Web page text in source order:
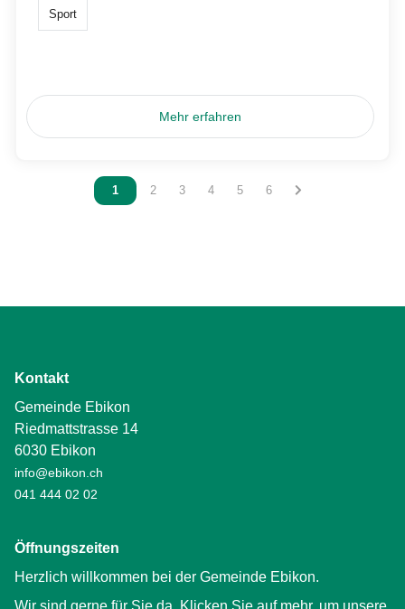
Sport
Mehr erfahren
Vous êtes sur la page
1 Vous êtes sur la page
2 Vous êtes sur la page
3 Vous êtes sur la page
4 Vous êtes sur la page
5 Vous êtes sur la page
6
Kontakt
Gemeinde Ebikon
Riedmattstrasse 14
6030 Ebikon
info@ebikon.ch
041 444 02 02
Öffnungszeiten
Herzlich willkommen bei der Gemeinde Ebikon.